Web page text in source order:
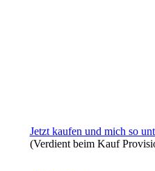
Jetzt kaufen und mich so
(Verdient beim Kauf